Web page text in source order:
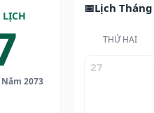
2073
Lịch
THỨ HAI
27